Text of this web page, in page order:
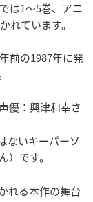
は1〜5巻、アニ
れています。
前の1987年に発
声優：興津和幸さ
ないキーパーソ
）です。
れる本作の舞台